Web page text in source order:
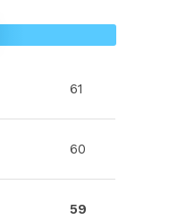
61
60
59